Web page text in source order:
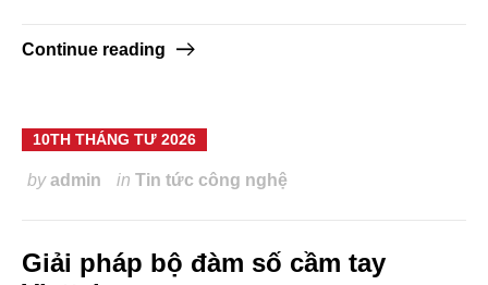
Continue reading
10TH THÁNG TƯ 2026
byadmin in Tin tức công nghệ
Giải pháp bộ đàm số cầm tay